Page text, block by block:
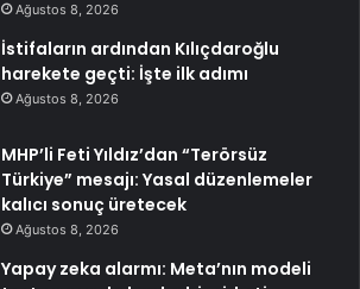
Ağustos 8, 2026
İstifaların ardından Kılıçdaroğlu
harekete geçti: İşte ilk adımı
Ağustos 8, 2026
MHP’li Feti Yıldız’dan “Terörsüz
Türkiye” mesajı: Yasal düzenlemeler
kalıcı sonuç üretecek
Ağustos 8, 2026
Yapay zeka alarmı: Meta’nın modeli